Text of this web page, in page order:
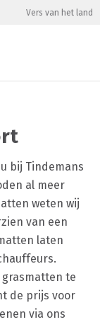
Vers van het land
bij Tindemans
al meer
weten wij
van een
laten
te
de prijs voor
via ons